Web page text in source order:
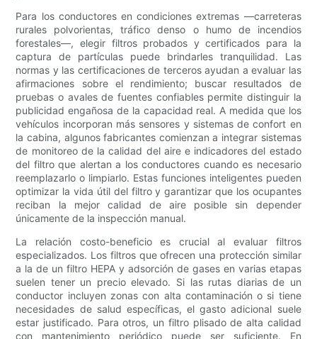
Para los conductores en condiciones extremas —carreteras
rurales polvorientas, tráfico denso o humo de incendios
forestales—, elegir filtros probados y certificados para la
captura de partículas puede brindarles tranquilidad. Las
normas y las certificaciones de terceros ayudan a evaluar las
afirmaciones sobre el rendimiento; buscar resultados de
pruebas o avales de fuentes confiables permite distinguir la
publicidad engañosa de la capacidad real. A medida que los
vehículos incorporan más sensores y sistemas de confort en
la cabina, algunos fabricantes comienzan a integrar sistemas
de monitoreo de la calidad del aire e indicadores del estado
del filtro que alertan a los conductores cuando es necesario
reemplazarlo o limpiarlo. Estas funciones inteligentes pueden
optimizar la vida útil del filtro y garantizar que los ocupantes
reciban la mejor calidad de aire posible sin depender
únicamente de la inspección manual.
La relación costo-beneficio es crucial al evaluar filtros
especializados. Los filtros que ofrecen una protección similar
a la de un filtro HEPA y adsorción de gases en varias etapas
suelen tener un precio elevado. Si las rutas diarias de un
conductor incluyen zonas con alta contaminación o si tiene
necesidades de salud específicas, el gasto adicional suele
estar justificado. Para otros, un filtro plisado de alta calidad
con mantenimiento periódico puede ser suficiente. En